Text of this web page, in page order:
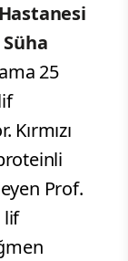
25
Prof.
lif